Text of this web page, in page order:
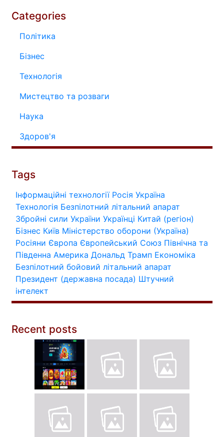
Categories
Політика
Бізнес
Технологія
Мистецтво та розваги
Наука
Здоров'я
Tags
Інформаційні технології Росія Україна
Технологія Безпілотний літальний апарат
Збройні сили України Українці Китай (регіон)
Бізнес Київ Міністерство оборони (Україна)
Росіяни Європа Європейський Союз Північна та
Південна Америка Дональд Трамп Економіка
Безпілотний бойовий літальний апарат
Президент (державна посада) Штучний
інтелект
Recent posts